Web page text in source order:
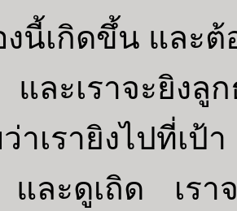
งนี้เกิดขึ้น และ
และเราจะยิง
าเรายิงไปที่เป้า
และดูเถิด เรา